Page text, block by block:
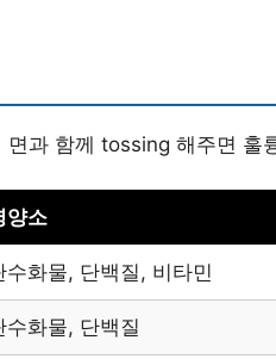
과 함께 tossing 해주면 훌
양소
수화물, 단백질, 비타민
수화물, 단백질